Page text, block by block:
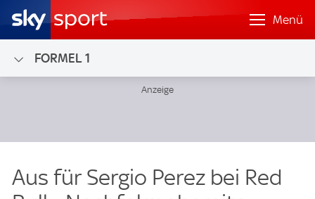
Menü
FORMEL 1
Aus für Sergio Perez bei Red